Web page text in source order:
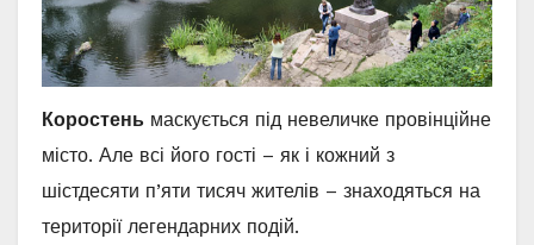
Коростень маскується під невеличке провінційне
місто. Але всі його гості – як і кожний з
шістдесяти п’яти тисяч жителів – знаходяться на
території легендарних подій.